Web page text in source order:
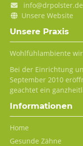
info@drpolster.de
Unsere Website
Unsere Praxis
Wohlfühlambiente
Bei der Einrichtung
September 2010
geachtet ein
Informationen
Navigation
überspringen
Home
Gesunde Zähne